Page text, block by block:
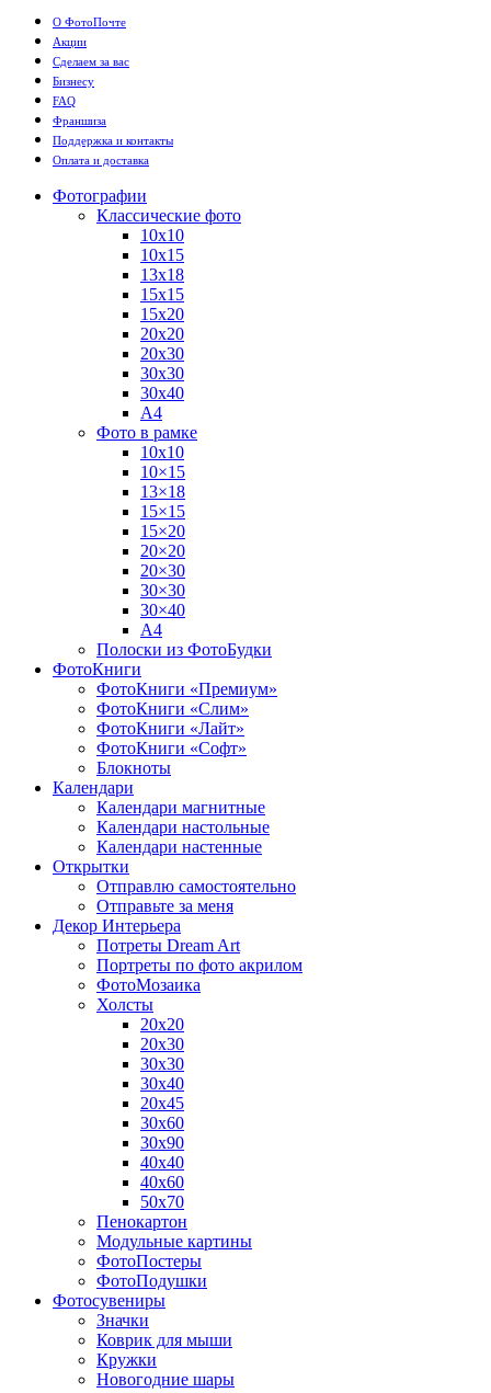
О ФотоПочте
Акции
Сделаем за вас
Бизнесу
FAQ
Франшиза
Поддержка и контакты
Оплата и доставка
Фотографии
Классические фото
10х10
10х15
13х18
15х15
15х20
20х20
20х30
30х30
30х40
А4
Фото в рамке
10х10
10×15
13×18
15×15
15×20
20×20
20×30
30×30
30×40
A4
Полоски из ФотоБудки
ФотоКниги
ФотоКниги «Премиум»
ФотоКниги «Слим»
ФотоКниги «Лайт»
ФотоКниги «Софт»
Блокноты
Календари
Календари магнитные
Календари настольные
Календари настенные
Открытки
Отправлю самостоятельно
Отправьте за меня
Декор Интерьера
Потреты Dream Art
Портреты по фото акрилом
ФотоМозаика
Холсты
20х20
20х30
30х30
30х40
20х45
30х60
30х90
40х40
40х60
50х70
Пенокартон
Модульные картины
ФотоПостеры
ФотоПодушки
Фотоcувениры
Значки
Коврик для мыши
Кружки
Новогодние шары